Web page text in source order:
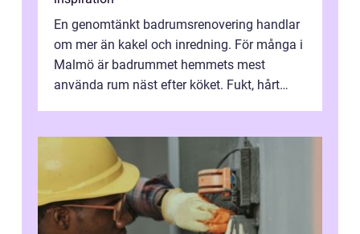
En genomtänkt badrumsrenovering handlar
om mer än kakel och inredning. För många i
Malmö är badrummet hemmets mest
använda rum näst efter köket. Fukt, hårt